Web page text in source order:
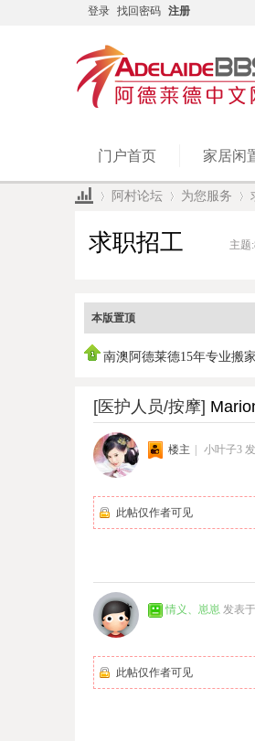
登录 找回密码 注册
门户首页 家居闲
阿村论坛 为您服务
求职招工 主题:
本版置顶
南澳阿德莱德15年专业搬
[医护人员/按摩]
楼主 | 小叶子3
此帖仅作者可见
情义、崽崽 发表
此帖仅作者可见